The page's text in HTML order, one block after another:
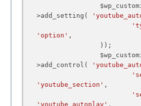
>add_setting(
'option' ,
>add_control(
'youtube_section' ,
'youtube_autoplay' ,